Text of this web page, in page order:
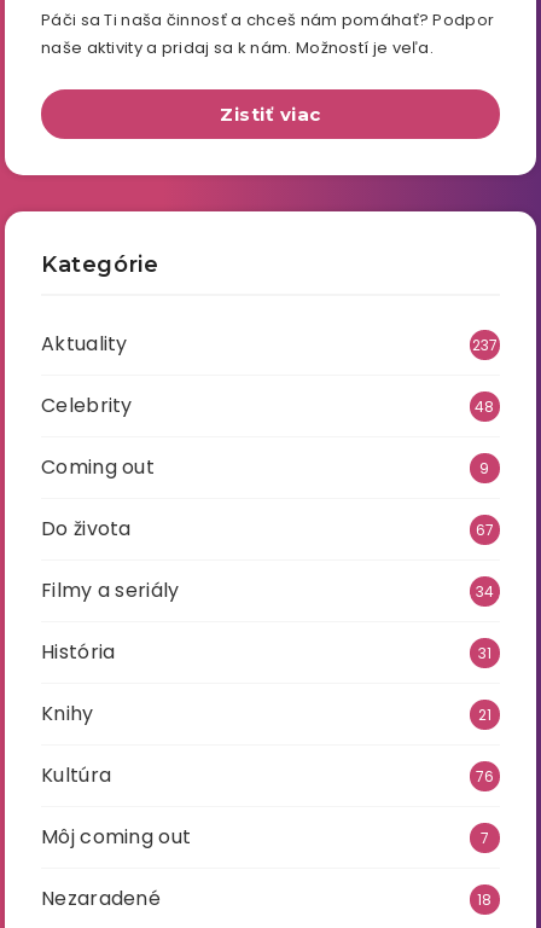
Páči sa Ti naša činnosť a chceš nám pomáhať? Podpor
naše aktivity a pridaj sa k nám. Možností je veľa.
Zistiť viac
Kategórie
Aktuality 237
Celebrity 48
Coming out 9
Do života 67
Filmy a seriály 34
História 31
Knihy 21
Kultúra 76
Môj coming out 7
Nezaradené 18